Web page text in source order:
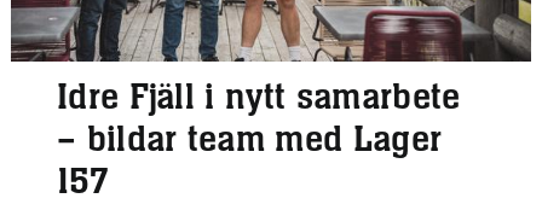
Idre Fjäll i nytt samarbete
– bildar team med Lager
157